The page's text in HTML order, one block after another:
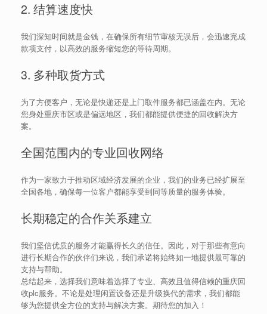
2. 结算速度快
我们深知时间就是金钱，在确保所有细节审核无误后，会迅速完成
款项支付，以高效的服务缩短您的等待周期。
3. 多种取货方式
为了方便客户，无论是快递还是上门取件服务都已涵盖在内。无论
您身处重庆市区或是偏远地区，我们都能提供便捷的回收解决方
案。
全国范围内的专业回收网络
作为一家致力于推动区域经济发展的企业，我们的业务已经扩展至
全国各地，确保每一位客户都能享受到同等质量的服务体验。
长期稳定的合作关系建立
我们坚信优质的服务才能赢得长久的信任。因此，对于那些有意向
进行长期合作的伙伴们来说，我们承诺将始终如一地提供最可靠的
支持与帮助。
总结起来，选择我们意味着选择了专业、高效且值得信赖的重庆回
收plc服务。不论是处理闲置设备还是升级换代的需求，我们都能
够为您提供全方位的支持与解决方案。期待您的加入！